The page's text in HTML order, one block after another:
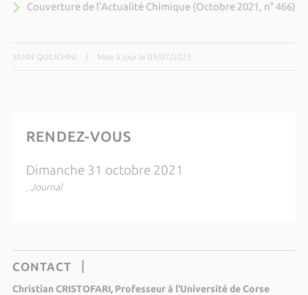
Couverture de l'Actualité Chimique (Octobre 2021, n° 466)
YANN QUILICHINI Mise à jour le 09/07/2025
RENDEZ-VOUS
Dimanche 31 octobre 2021
, Journal
CONTACT
Christian CRISTOFARI, Professeur à l'Université de Corse